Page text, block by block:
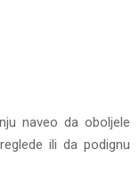
naveo da oboljele
ili da podignu